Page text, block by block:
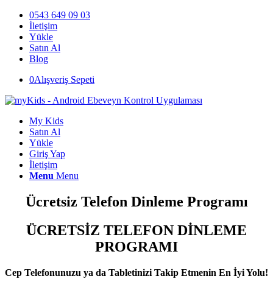
0543 649 09 03
İletişim
Yükle
Satın Al
Blog
0Alışveriş Sepeti
My Kids
Satın Al
Yükle
Giriş Yap
İletişim
Menu Menu
Ücretsiz Telefon Dinleme Programı
ÜCRETSİZ TELEFON DİNLEME
PROGRAMI
Cep Telefonunuzu ya da Tabletinizi Takip Etmenin En İyi Yolu!